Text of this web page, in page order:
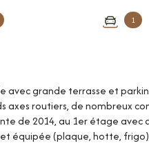
1
avec grande terrasse et
routiers, de nombreux
de 2014, au 1er étage avec
équipée (plaque, hotte,